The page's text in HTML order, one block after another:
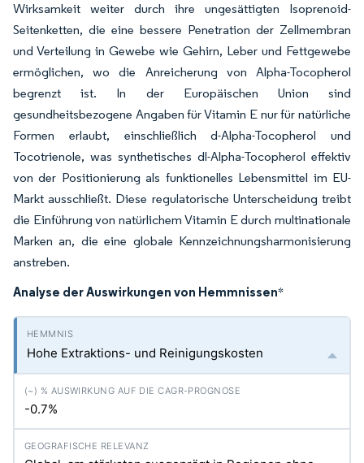
Wirksamkeit weiter durch ihre ungesättigten Isoprenoid-
Seitenketten, die eine bessere Penetration der Zellmembran
und Verteilung in Gewebe wie Gehirn, Leber und Fettgewebe
ermöglichen, wo die Anreicherung von Alpha-Tocopherol
begrenzt ist. In der Europäischen Union sind
gesundheitsbezogene Angaben für Vitamin E nur für natürliche
Formen erlaubt, einschließlich d-Alpha-Tocopherol und
Tocotrienole, was synthetisches dl-Alpha-Tocopherol effektiv
von der Positionierung als funktionelles Lebensmittel im EU-
Markt ausschließt. Diese regulatorische Unterscheidung treibt
die Einführung von natürlichem Vitamin E durch multinationale
Marken an, die eine globale Kennzeichnungsharmonisierung
anstreben.
Analyse der Auswirkungen von Hemmnissen*
Hohe Extraktions- und Reinigungskosten
-0.7%